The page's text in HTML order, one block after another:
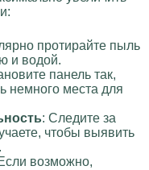
протирайте пыль
и водой.
панель так,
немного места для
: Следите за
чтобы выявить
возможно,